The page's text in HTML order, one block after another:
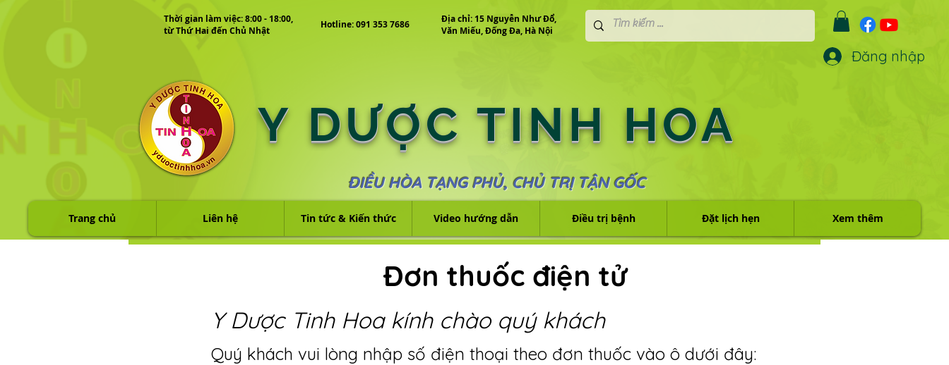
Đăng nhập
Thời gian làm việc: 8:00 - 18:00,
từ Thứ Hai đến Chủ Nhật
Hotline: 091 353 7686
Địa chỉ: 15 Nguyễn Như Đổ,
Văn Miếu, Đống Đa, Hà Nội
Y DƯỢC TINH HOA
ĐIỀU HÒA TẠNG PHỦ, CHỦ TRỊ TẬN GỐC
Trang chủ Liên hệ Tin tức & Kiến thức Video hướng dẫn Điều trị bệnh Đặt lịch hẹn Xem thêm
Đơn thuốc điện tử
Y Dược Tinh Hoa kính chào quý khách
Quý khách vui lòng nhập số điện thoại theo đơn thuốc vào ô dưới đây: